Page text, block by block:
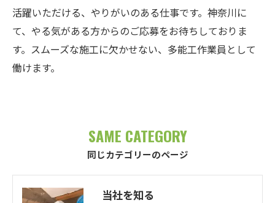
活躍いただける、やりがいのある仕事です。神奈川に
て、やる気がある方からのご応募をお待ちしておりま
す。スムーズな施工に欠かせない、多能工作業員として
働けます。
同じカテゴリーのページ
SAME CATEGORY
当社を知る
お問い合わせはこちら